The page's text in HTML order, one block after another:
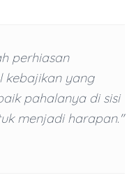
perhiasan
kebajikan yang
pahalanya di sisi
menjadi harapan."